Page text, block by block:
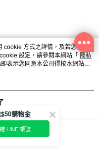
方式之詳情，及若您不希
設定，請參閱本網站「 隱私
表示您同意本公司得按本網站使
購物金
LINE 帳號